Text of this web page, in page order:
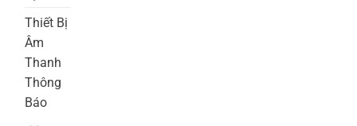
Thiết Bị
Âm
Thanh
Thông
Báo